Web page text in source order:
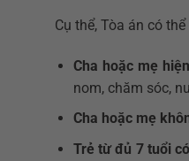
Cụ thể, Tòa án có
Cha hoặc mẹ
nom, chăm sóc,
Cha hoặc mẹ
Trẻ từ đủ 7 tuổi